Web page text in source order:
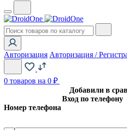
Авторизация Авторизация /
0 товаров на 0 ₽
Добавили в
Вход по телефону
Номер телефона